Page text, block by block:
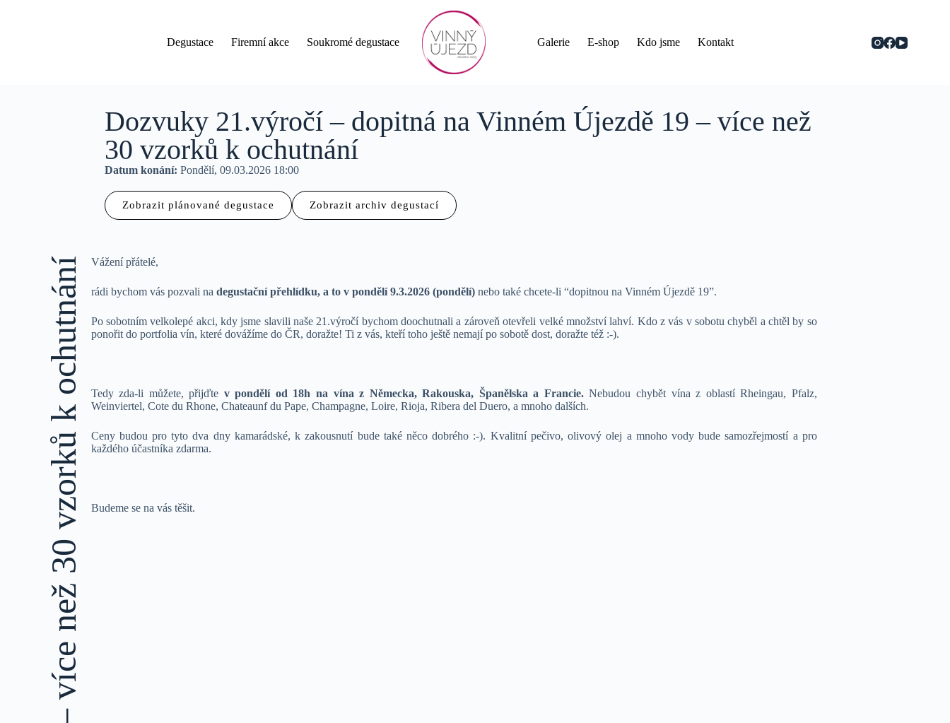
Degustace Firemní akce Soukromé degustace Galerie E-shop Kdo jsme Kontakt
Dozvuky 21.výročí – dopitná na Vinném Újezdě 19 – více než
30 vzorků k ochutnání
Datum konání: Pondělí, 09.03.2026 18:00
Zobrazit plánované degustace Zobrazit archiv degustací
Vážení přátelé,
rádi bychom vás pozvali na degustační přehlídku, a to v pondělí 9.3.2026 (pondělí)nebo také chcete-li “dopitnou na Vinném Újezdě 19”.
Po sobotním velkolepé akci, kdy jsme slavili naše 21.výročí bychom doochutnali a zároveň otevřeli velké množství lahví. Kdo z vás v sobotu chyběl a chtěl by so
ponořit do portfolia vín, které dovážíme do ČR, doražte! Ti z vás, kteří toho ještě nemají po sobotě dost, doražte též :-).
Tedy zda-li můžete, přijďte v pondělí od 18h na vína z Německa, Rakouska, Španělska a Francie.Nebudou chybět vína z oblastí Rheingau, Pfalz,
Weinviertel, Cote du Rhone, Chateaunf du Pape, Champagne, Loire, Rioja, Ribera del Duero, a mnoho dalších.
Ceny budou pro tyto dva dny kamarádské, k zakousnutí bude také něco dobrého :-). Kvalitní pečivo, olivový olej a mnoho vody bude samozřejmostí a pro
každého účastníka zdarma.
Budeme se na vás těšit.